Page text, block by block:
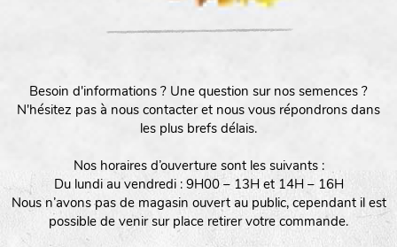
Besoin d'informations ? Une question sur nos semences ?
N'hésitez pas à nous contacter et nous vous répondrons dans
les plus brefs délais.
Nos horaires d’ouverture sont les suivants :
Du lundi au vendredi : 9H00 – 13H et 14H – 16H
Nous n’avons pas de magasin ouvert au public, cependant il est
possible de venir sur place retirer votre commande.